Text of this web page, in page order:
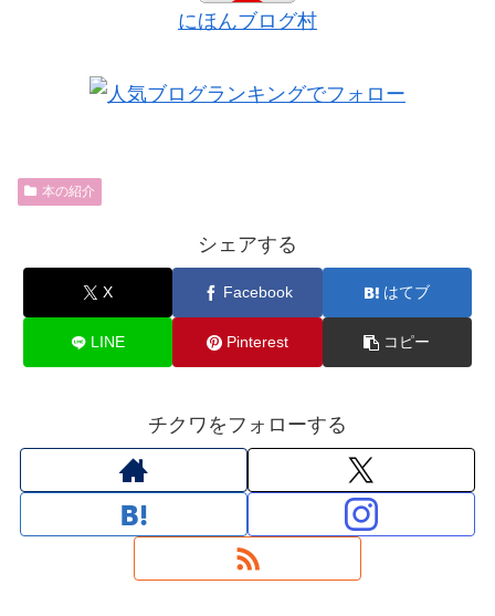
にほんブログ村
本の紹介
シェアする
X Facebook はてブ
LINE Pinterest コピー
チクワをフォローする